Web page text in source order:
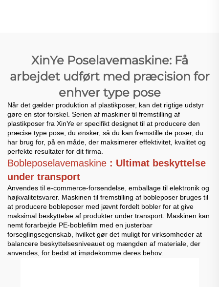
XinYe Poselavemaskine: Få
arbejdet udført med præcision for
enhver type pose
Når det gælder produktion af plastikposer, kan det rigtige udstyr
gøre en stor forskel. Serien af maskiner til fremstilling af
plastikposer fra XinYe er specifikt designet til at producere den
præcise type pose, du ønsker, så du kan fremstille de poser, du
har brug for, på en måde, der maksimerer effektivitet, kvalitet og
perfekte resultater for dit firma.
Bobleposelavemaskine : Ultimat beskyttelse
under transport
Anvendes til e-commerce-forsendelse, emballage til elektronik og
højkvalitetsvarer. Maskinen til fremstilling af bobleposer bruges til
at producere bobleposer med jævnt fordelt bobler for at give
maksimal beskyttelse af produkter under transport. Maskinen kan
nemt forarbejde PE-boblefilm med en justerbar
forseglingsegenskab, hvilket gør det muligt for virksomheder at
balancere beskyttelsesniveauet og mængden af materiale, der
anvendes, for bedst at imødekomme deres behov.